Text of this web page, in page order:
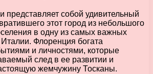
представляет собой удивительный
этот город из небольшого
в одну из самых важных
Италии. Флоренция богата
и личностями, которые
след в ее развитии и
жемчужину Тосканы.